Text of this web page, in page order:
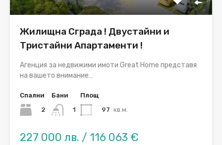
Жилищна Сграда ! Двустайни и
Тристайни Апартаменти !
Агенция за недвижими имоти Great Home представя
на вашето внимание…
Спални
2
Бани
1
Площ
97 кв.м.
227 000 лв. / 116 063 €